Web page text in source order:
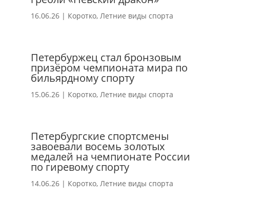
16.06.26| Коротко, Летние виды спорта
Петербуржец стал бронзовым
призёром чемпионата мира по
бильярдному спорту
15.06.26| Коротко, Летние виды спорта
Петербургские спортсмены
завоевали восемь золотых
медалей на чемпионате России
по гиревому спорту
14.06.26| Коротко, Летние виды спорта